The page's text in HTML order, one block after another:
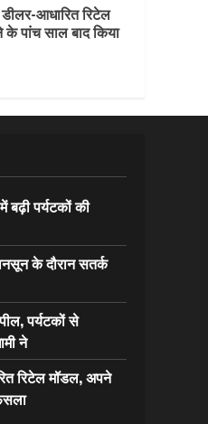
आधारित रिटेल
पांच साल बाद किया
पर्यटकों की
के दौरान सतर्क
पर्यटकों से
ने
रिटेल मॉडल, अपने